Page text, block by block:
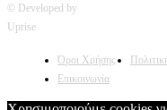
© Developed by
Uprise
Όροι Χρήσης
Επικοινωνία